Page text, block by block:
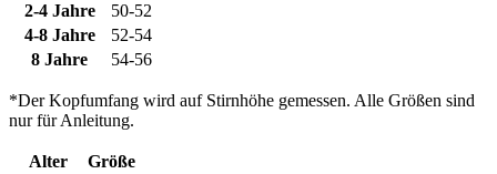
2-4 Jahre
50-52
4-8 Jahre
52-54
8 Jahre
54-56
*Der Kopfumfang wird auf Stirnhöhe gemessen. Alle Größen sind
nur für Anleitung.
Alter
Größe